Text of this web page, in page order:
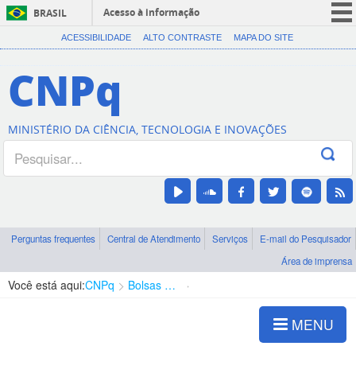
BRASIL
Acesso à informação
CORONAVÍRUS (COVID-19)
Canais
ACESSIBILIDADE ALTO CONTRASTE MAPA DO SITE
CNPq
MINISTÉRIO DA CIÊNCIA, TECNOLOGIA E INOVAÇÕES
Perguntas frequentes Central de Atendimento Serviços
E-mail do Pesquisador
Área de imprensa
Você está aqui:CNPq Bolsas e Auxílios Vigentes
MENU